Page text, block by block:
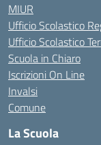
MIUR
Ufficio Scolastico
Ufficio Scolastico
Scuola in Chiaro
Iscrizioni On Line
Invalsi
Comune
La Scuola